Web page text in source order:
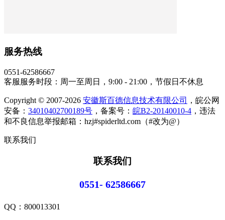
服务热线
0551-62586667
客服服务时段：周一至周日，9:00 - 21:00，节假日不休息
Copyright © 2007-2026 安徽斯百德信息技术有限公司
，皖公网
安备： 34010402700189号 ，备案号： 皖B2-20140010-4 ，违法
和不良信息举报邮箱：hzj#spiderltd.com（#改为@）
联系我们
联系我们
0551- 62586667
QQ： 800013301